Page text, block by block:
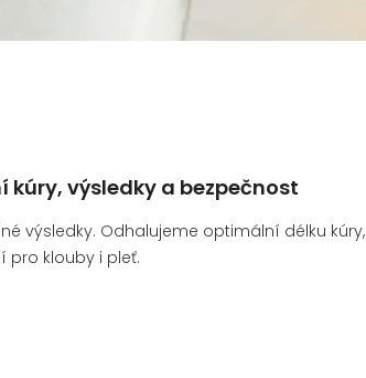
výsledky a bezpečnost
výsledky. Odhalujeme optimální délku kúry,
klouby i pleť.